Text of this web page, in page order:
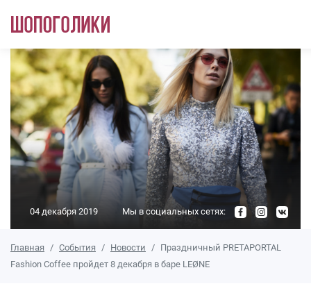
Перейти к основному содержанию
04 декабря 2019 Мы в социальных сетях:
Главная События Новости
Праздничный PRETAPORTAL
Fashion Coffee пройдет 8 декабря в баре LEØNE